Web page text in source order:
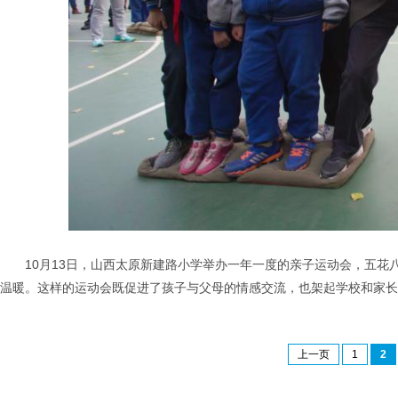
10月13日，山西太原新建路小学举办一年一度的亲子运动会，五
温暖。这样的运动会既促进了孩子与父母的情感交流，也架起学校和家
上一页 1 2